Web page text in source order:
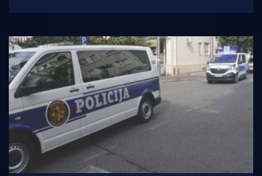
napadača postavila je